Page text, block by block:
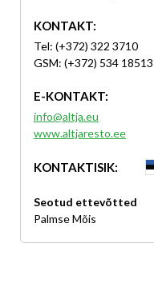
KONTAKT:
Tel: (+372) 322 3710
GSM: (+372) 534 18513
E-KONTAKT:
info@altja.eu
www.altjaresto.ee
KONTAKTISIK:
Seotud ettevõtted
Palmse Mõis